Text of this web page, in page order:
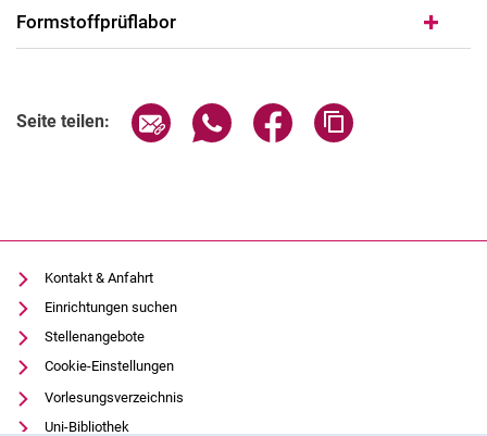
Formstoffprüflabor
Seite teilen: Seite über E-Mail teilen
Seite über WhatsApp teilen
Seite über Facebook
Kontakt & Anfahrt
Einrichtungen suchen
Stellenangebote
Cookie-Einstellungen
Vorlesungsverzeichnis
Uni-Bibliothek